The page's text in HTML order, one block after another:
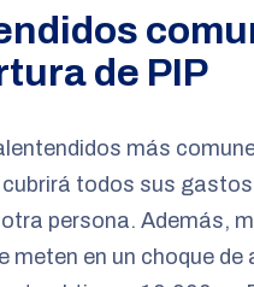
de PIP
más
cubrirá todos sus
persona. Además,
meten en un choque de